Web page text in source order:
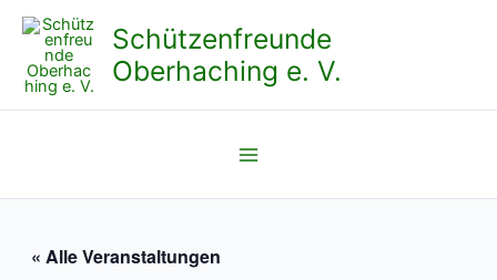
Zum
Inhalt
springen
Schützenfreunde
Oberhaching e. V.
« Alle Veranstaltungen